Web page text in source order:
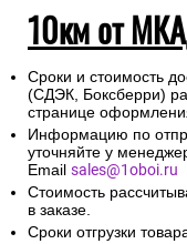
10км от
Сроки и стоимость
(СДЭК, Боксберри)
странице
Информацию по
уточняйте у
Email sales@1oboi.ru
Стоимость
в заказе.
Сроки отгрузки